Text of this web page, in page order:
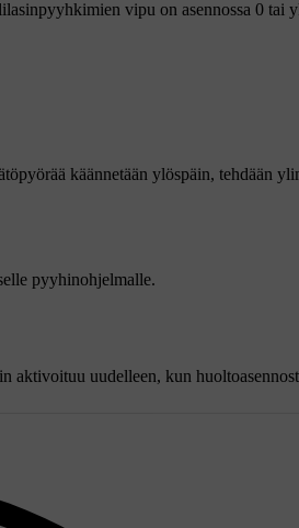
vipu on asennossa 0 tai
käännetään ylöspäin, tehdään
pyyhinohjelmalle.
aktivoituu uudelleen, kun